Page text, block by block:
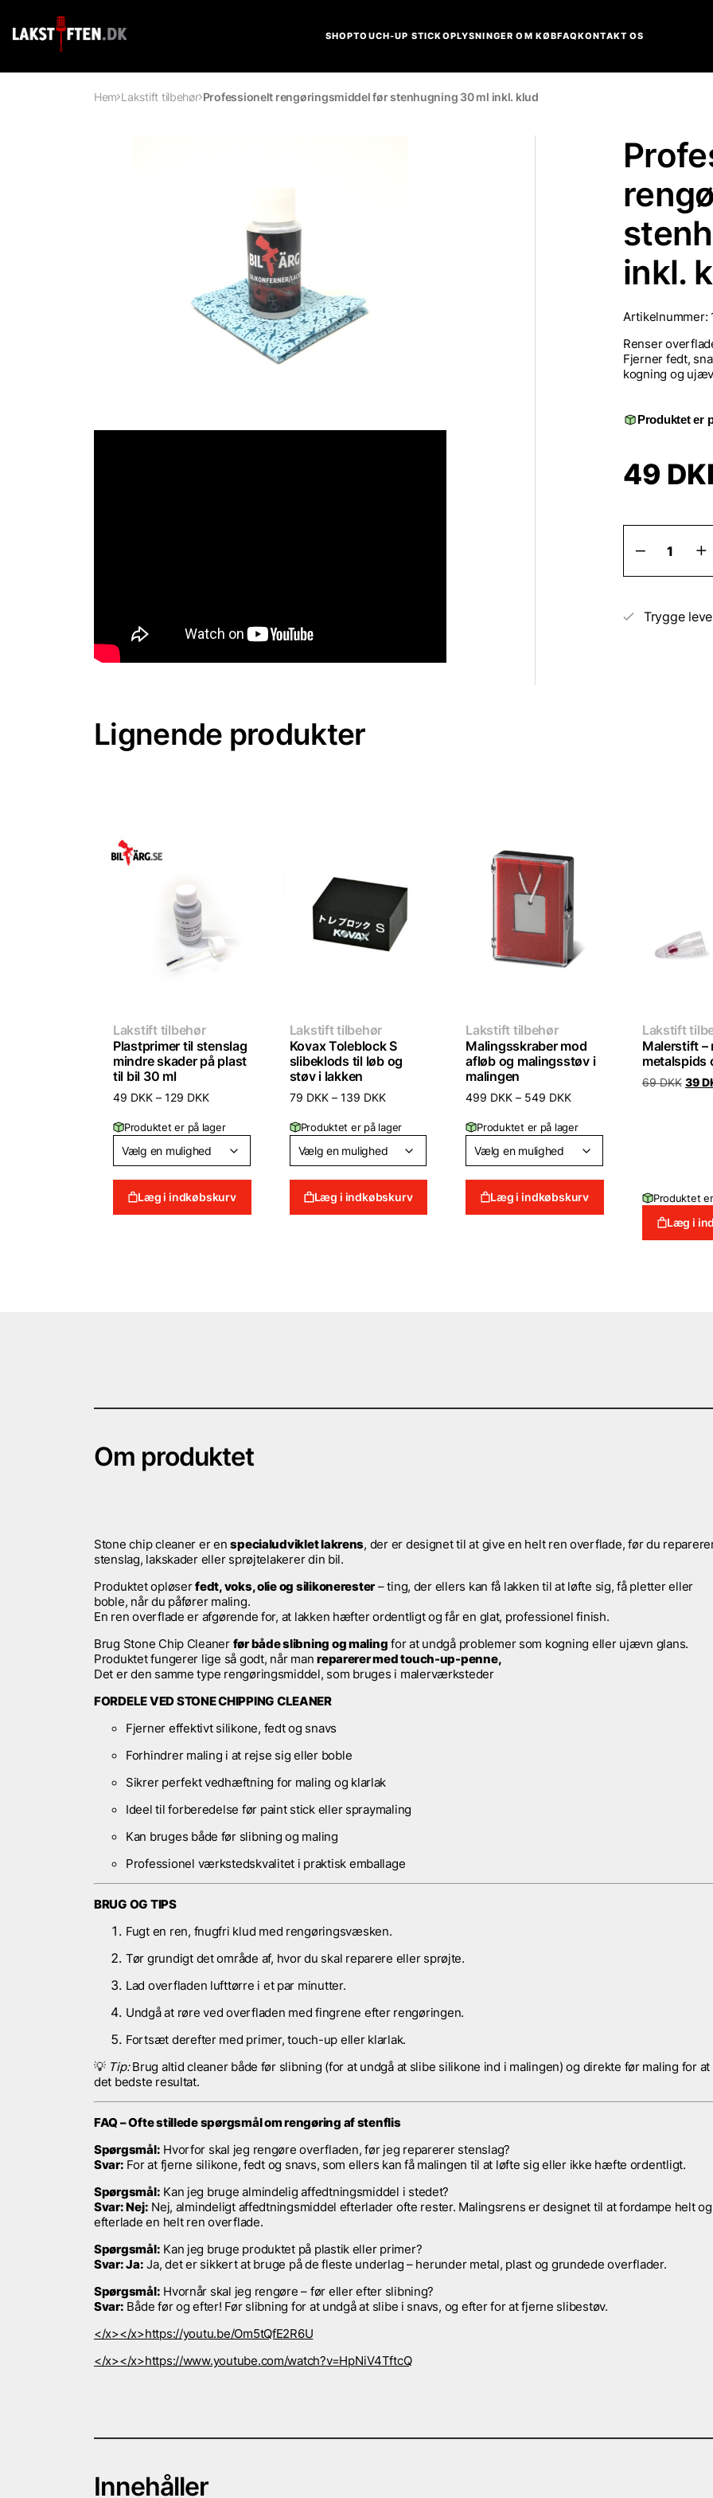
SHOPTOUCH-UP STICKOPLYSNINGER OM KØBFAQKONTAKT OS
Hem Lakstift tilbehør Professionelt rengøringsmiddel før stenhugning 30 ml inkl. klud
inkl.
Artikelnummer:
Renser
Fjerner fedt,
kogning og
Produktet er
49
før
ml
inkl.
Trygge
Lignende produkter
Lakstift tilbehør
Plastprimer til stenslag
mindre skader på plast
til bil 30 ml
49 DKK – 129 DKKPrisinterval:
129 DKK
Produktet er på lager
Læg i indkøbskurv
Lakstift tilbehør
Kovax Toleblock S
slibeklods til løb og
støv i lakken
79 DKK – 139 DKKPrisinterval:
139 DKK
Produktet er på lager
Læg i indkøbskurv
Lakstift tilbehør
Malingsskraber mod
afløb og malingsstøv i
malingen
499 DKK – 549 DKKPrisinterval:
549 DKK
Produktet er på lager
Læg i indkøbskurv
Lakstift
Malerstift –
metalspids
69DKK Den
39
Produktet
Læg i
Om produktet
Stone chip cleaner er enspecialudviklet lakrens, der er designet til at give en helt ren overflade, før du
stenslag, lakskader eller sprøjtelakerer din bil.
Produktet opløserfedt, voks, olie og silikonerester – ting, der ellers kan få lakken til at løfte sig, få pletter eller
boble, når du påfører maling.
En ren overflade er afgørende for, at lakken hæfter ordentligt og får en glat, professionel finish.
Brug Stone Chip Cleaner før både slibning og maling for at undgå problemer som kogning eller ujævn glans.
Produktet fungerer lige så godt, når manreparerer med touch-up-penne,
Det er den samme type rengøringsmiddel, som bruges i malerværksteder
FORDELE VED STONE CHIPPING CLEANER
Fjerner effektivt silikone, fedt og snavs
Forhindrer maling i at rejse sig eller boble
Sikrer perfekt vedhæftning for maling og klarlak
Ideel til forberedelse før paint stick eller spraymaling
Kan bruges både før slibning og maling
Professionel værkstedskvalitet i praktisk emballage
BRUG OG TIPS
Fugt en ren, fnugfri klud med rengøringsvæsken.
Tør grundigt det område af, hvor du skal reparere eller sprøjte.
Lad overfladen lufttørre i et par minutter.
Undgå at røre ved overfladen med fingrene efter rengøringen.
Fortsæt derefter med primer, touch-up eller klarlak.
💡 Tip:Brug altid cleaner både før slibning (for at undgå at slibe silikone ind i malingen) og direkte før maling for at
det bedste resultat.
FAQ – Ofte stillede spørgsmål om rengøring af stenflis
Spørgsmål: Hvorfor skal jeg rengøre overfladen, før jeg reparerer stenslag?
Svar: For at fjerne silikone, fedt og snavs, som ellers kan få malingen til at løfte sig eller ikke hæfte ordentligt.
Spørgsmål: Kan jeg bruge almindelig affedtningsmiddel i stedet?
Svar: Nej: Nej, almindeligt affedtningsmiddel efterlader ofte rester. Malingsrens er designet til at fordampe helt og
efterlade en helt ren overflade.
Spørgsmål: Kan jeg bruge produktet på plastik eller primer?
Svar: Ja: Ja, det er sikkert at bruge på de fleste underlag – herunder metal, plast og grundede overflader.
Spørgsmål: Hvornår skal jeg rengøre – før eller efter slibning?
Svar: Både før og efter! Før slibning for at undgå at slibe i snavs, og efter for at fjerne slibestøv.
</x></x>https://youtu.be/Om5tQfE2R6U
</x></x>https://www.youtube.com/watch?v=HpNiV4TftcQ
Innehåller